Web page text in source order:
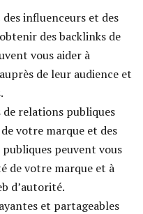
influenceurs et des
des backlinks de
vous aider à
de leur audience et
de relations publiques
votre marque et des
peuvent vous
de votre marque et à
d’autorité.
et partageables